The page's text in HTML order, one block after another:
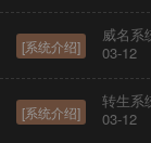
[系统介绍]
威名系
03-12
[系统介绍]
转生系
03-12